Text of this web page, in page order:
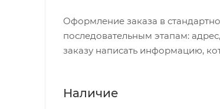
Оформление заказа в
последовательным этапам:
заказу написать информацию,
Наличие